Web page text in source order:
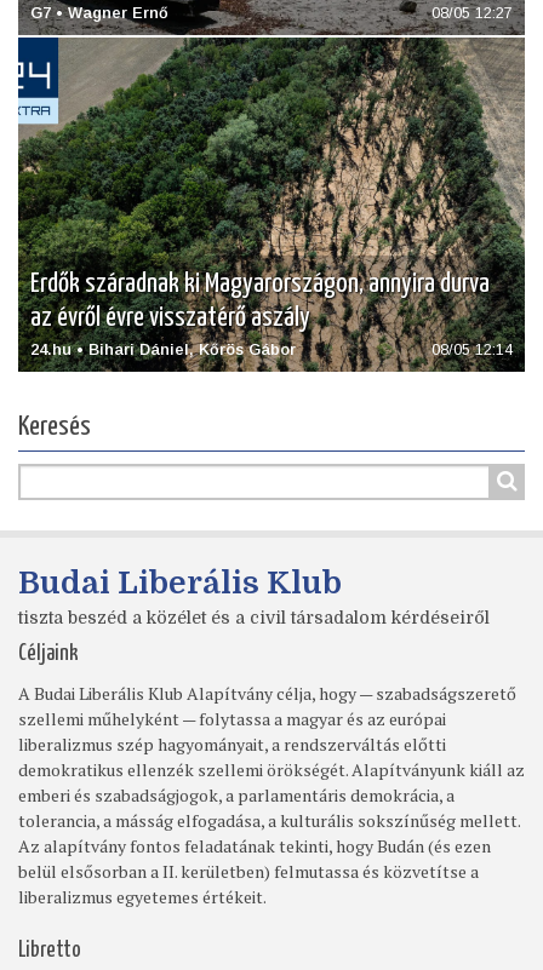
G7 • Wagner Ernő 08/05 12:27
Erdők száradnak ki Magyarországon, annyira durva
az évről évre visszatérő aszály
24.hu • Bihari Dániel, Kőrös Gábor 08/05 12:14
Keresés
Budai Liberális Klub
tiszta beszéd a közélet és a civil társadalom kérdéseiről
Céljaink
A Budai Liberális Klub Alapítvány célja, hogy — szabadságszerető
szellemi műhelyként — folytassa a magyar és az európai
liberalizmus szép hagyományait, a rendszerváltás előtti
demokratikus ellenzék szellemi örökségét. Alapítványunk kiáll az
emberi és szabadságjogok, a parlamentáris demokrácia, a
tolerancia, a másság elfogadása, a kulturális sokszínűség mellett.
Az alapítvány fontos feladatának tekinti, hogy Budán (és ezen
belül elsősorban a II. kerületben) felmutassa és közvetítse a
liberalizmus egyetemes értékeit.
Libretto